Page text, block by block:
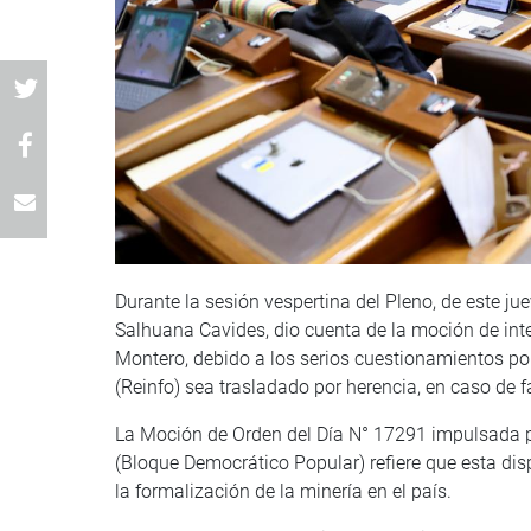
Durante la sesión vespertina del Pleno, de este
Salhuana Cavides, dio cuenta de la moción de
Montero, debido a los serios cuestionamientos
(Reinfo) sea trasladado por herencia, en caso de
La Moción de Orden del Día N° 17291
(Bloque Democrático Popular) refiere que esta
la formalización de la minería en el país.